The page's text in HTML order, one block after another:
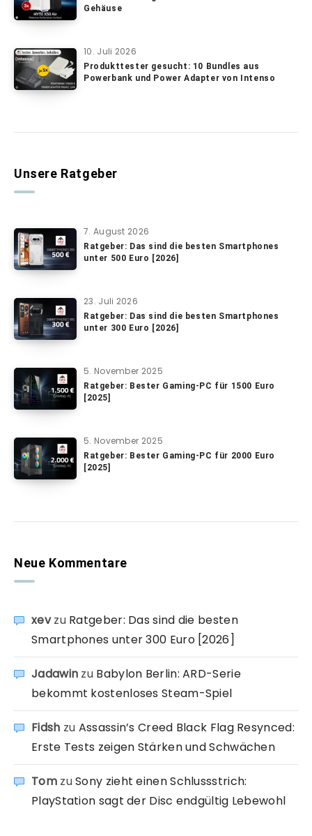
Gehäuse
10. Juli 2026
Produkttester gesucht: 10 Bundles aus
Powerbank und Power Adapter von Intenso
Unsere Ratgeber
7. August 2026
Ratgeber: Das sind die besten Smartphones
unter 500 Euro [2026]
23. Juli 2026
Ratgeber: Das sind die besten Smartphones
unter 300 Euro [2026]
5. November 2025
Ratgeber: Bester Gaming-PC für 1500 Euro
[2025]
5. November 2025
Ratgeber: Bester Gaming-PC für 2000 Euro
[2025]
Neue Kommentare
xevzu Ratgeber: Das sind die besten
Smartphones unter 300 Euro [2026]
Jadawin zu Babylon Berlin: ARD-Serie
bekommt kostenloses Steam-Spiel
Fidsh zu Assassin’s Creed Black Flag Resynced:
Erste Tests zeigen Stärken und Schwächen
TomzuSony zieht einen Schlussstrich:
PlayStation sagt der Disc endgültig Lebewohl